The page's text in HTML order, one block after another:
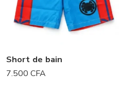
Short de bain
7.500 CFA